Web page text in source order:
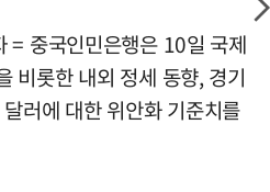
= 중국인민은행은 10일 국제
비롯한 내외 정세 동향, 경기
러에 대한 위안화 기준치를